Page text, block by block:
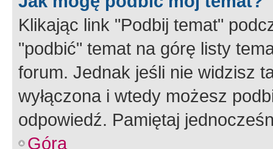
Klikając link "Podbij temat"
"podbić" temat na górę listy
forum. Jednak jeśli nie widzisz
wyłączona i wtedy możesz
odpowiedź. Pamiętaj
Góra